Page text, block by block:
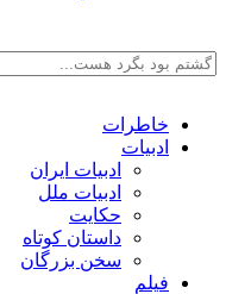
خاطرات
ادبیات
ادبیات ایران
ادبیات ملل
حکایت
داستان کوتاه
سخن بزرگان
فیلم